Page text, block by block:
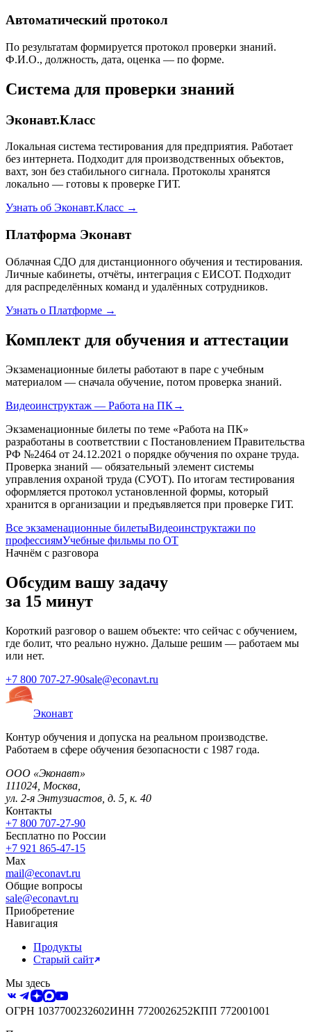
Автоматический протокол
По результатам формируется протокол проверки знаний.
Ф.И.О., должность, дата, оценка — по форме.
Система для проверки знаний
Эконавт.Класс
Локальная система тестирования для предприятия. Работает
без интернета. Подходит для производственных объектов,
вахт, зон без стабильного сигнала. Протоколы хранятся
локально — готовы к проверке ГИТ.
Узнать об Эконавт.Класс →
Платформа Эконавт
Облачная СДО для дистанционного обучения и тестирования.
Личные кабинеты, отчёты, интеграция с ЕИСОТ. Подходит
для распределённых команд и удалённых сотрудников.
Узнать о Платформе →
Комплект для обучения и аттестации
Экзаменационные билеты работают в паре с учебным
материалом — сначала обучение, потом проверка знаний.
Видеоинструктаж — Работа на ПК→
Экзаменационные билеты по теме «Работа на ПК»
разработаны в соответствии с Постановлением Правительства
РФ №2464 от 24.12.2021 о порядке обучения по охране труда.
Проверка знаний — обязательный элемент системы
управления охраной труда (СУОТ). По итогам тестирования
оформляется протокол установленной формы, который
хранится в организации и предъявляется при проверке ГИТ.
Все экзаменационные билетыВидеоинструктажи по
профессиямУчебные фильмы по ОТ
Начнём с разговора
Обсудим вашу задачу
за 15 минут
Короткий разговор о вашем объекте: что сейчас с обучением,
где болит, что реально нужно. Дальше решим — работаем мы
или нет.
+7 800 707-27-90sale@econavt.ru
Эконавт
Контур обучения и допуска на реальном производстве.
Работаем в сфере обучения безопасности с 1987 года.
ООО «Эконавт»
111024 Москва
ул. 2-я Энтузиастов, д. 5, к. 40
Контакты
+7 800 707-27-90
Бесплатно по России
+7 921 865-47-15
Max
mail@econavt.ru
Общие вопросы
sale@econavt.ru
Приобретение
Навигация
Продукты
Старый сайт
Мы здесь
ОГРН 1037700232602ИНН 7720026252КПП 772001001